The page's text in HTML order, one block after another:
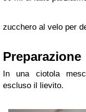
zucchero al velo per
Preparazione
In una ciotola
escluso il lievito.